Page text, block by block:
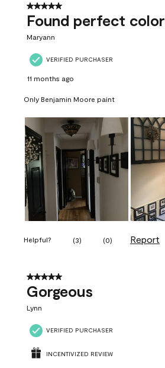
5 out of 5 stars.
Found perfect color
Maryann
VERIFIED PURCHASER
11 months ago
Only Benjamin Moore paint
Helpful? (3) (0) Report
5 out of 5 stars.
Gorgeous
Lynn
VERIFIED PURCHASER
INCENTIVIZED REVIEW